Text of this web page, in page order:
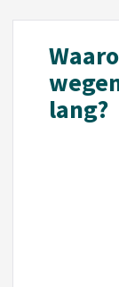
lang?